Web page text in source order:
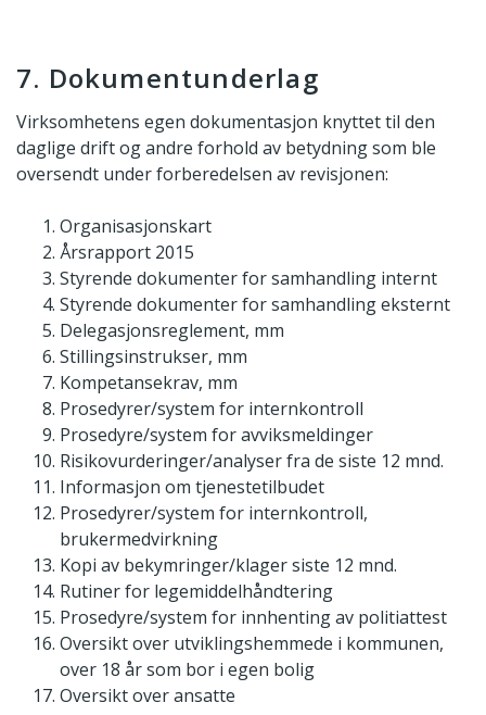
7. Dokumentunderlag
Virksomhetens egen dokumentasjon knyttet til den
daglige drift og andre forhold av betydning som ble
oversendt under forberedelsen av revisjonen:
Organisasjonskart
Årsrapport 2015
Styrende dokumenter for samhandling internt
Styrende dokumenter for samhandling eksternt
Delegasjonsreglement, mm
Stillingsinstrukser, mm
Kompetansekrav, mm
Prosedyrer/system for internkontroll
Prosedyre/system for avviksmeldinger
Risikovurderinger/analyser fra de siste 12 mnd.
Informasjon om tjenestetilbudet
Prosedyrer/system for internkontroll,
brukermedvirkning
Kopi av bekymringer/klager siste 12 mnd.
Rutiner for legemiddelhåndtering
Prosedyre/system for innhenting av politiattest
Oversikt over utviklingshemmede i kommunen,
over 18 år som bor i egen bolig
Oversikt over ansatte